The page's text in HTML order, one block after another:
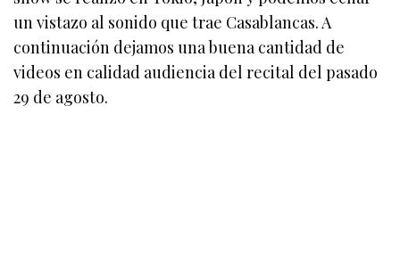
un vistazo al sonido que trae Casablancas. A
continuación dejamos una buena cantidad de
videos en calidad audiencia del recital del pasado
29 de agosto.